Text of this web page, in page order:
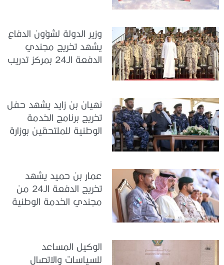
وزير الدولة لشؤون الدفاع
يشهد تخريج مجندي
الدفعة الـ24 بمركز تدريب
نهيان بن زايد يشهد حفل
تخريج برنامج الخدمة
الوطنية للملتحقين بوزارة
عمار بن حميد يشهد
تخريج الدفعة الـ24 من
مجندي الخدمة الوطنية
الوكيل المساعد
للسياسات والاتصال